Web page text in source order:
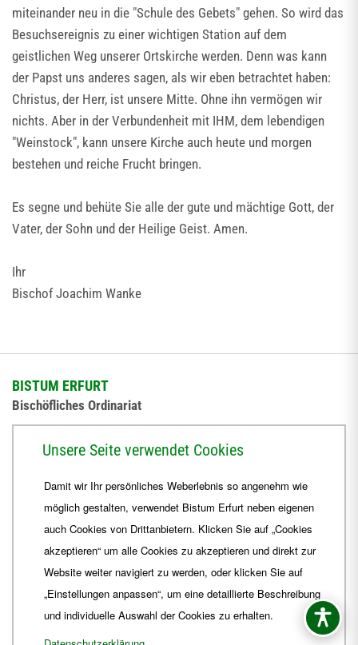
miteinander neu in die "Schule des Gebets" gehen. So wird das
Besuchsereignis zu einer wichtigen Station auf dem
geistlichen Weg unserer Ortskirche werden. Denn was kann
der Papst uns anderes sagen, als wir eben betrachtet haben:
Christus, der Herr, ist unsere Mitte. Ohne ihn vermögen wir
nichts. Aber in der Verbundenheit mit IHM, dem lebendigen
"Weinstock", kann unsere Kirche auch heute und morgen
bestehen und reiche Frucht bringen.
Es segne und behüte Sie alle der gute und mächtige Gott, der
Vater, der Sohn und der Heilige Geist. Amen.
Ihr
Bischof Joachim Wanke
BISTUM ERFURT
Bischöfliches Ordinariat
+49 361 6572-444
ordinariat Bistum-Erfurt.de
Unsere Seite verwendet Cookies
Damit wir Ihr persönliches Weberlebnis so angenehm wie
möglich gestalten, verwendet Bistum Erfurt neben eigenen
auch Cookies von Drittanbietern. Klicken Sie auf „Cookies
akzeptieren“ um alle Cookies zu akzeptieren und direkt zur
Website weiter navigiert zu werden, oder klicken Sie auf
„Einstellungen anpassen“, um eine detaillierte Beschreibung
und individuelle Auswahl der Cookies zu erhalten.